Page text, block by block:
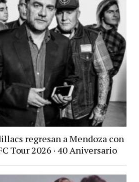
regresan a Mendoza con
Tour 2026 · 40 Aniversario